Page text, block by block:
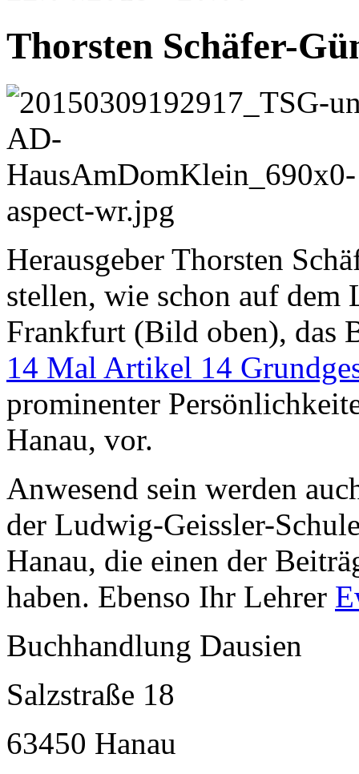
Thorsten Schäfer-
Herausgeber Thorsten
stellen, wie schon auf dem
Frankfurt (Bild oben), das
14 Mal Artikel 14
prominenter
Hanau, vor.
Anwesend sein werden
der Ludwig-Geissler-
Hanau, die einen der
haben. Ebenso Ihr Lehrer
Buchhandlung Dausien
Salzstraße 18
63450 Hanau